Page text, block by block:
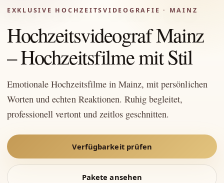
EXKLUSIVE HOCHZEITSVIDEOGRAFIE · MAINZ
Hochzeitsvideograf Mainz
– Hochzeitsfilme mit Stil
Emotionale Hochzeitsfilme in Mainz, mit persönlichen
Worten und echten Reaktionen. Ruhig begleitet,
professionell vertont und zeitlos geschnitten.
Verfügbarkeit prüfen
Pakete ansehen